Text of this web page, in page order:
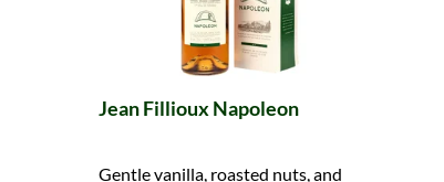
Jean Fillioux Napoleon
Gentle vanilla, roasted nuts, and